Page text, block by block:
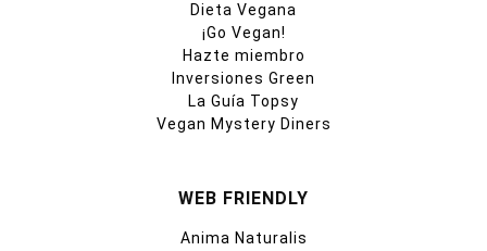
Dieta Vegana
¡Go Vegan!
Hazte miembro
Inversiones Green
La Guía Topsy
Vegan Mystery Diners
WEB FRIENDLY
Anima Naturalis